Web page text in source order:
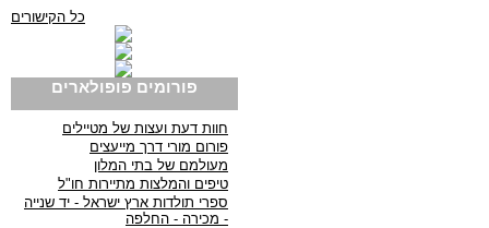
כל הקישורים
פורומים פופולארים
חוות דעת ועצות של מטיילים
פורום מורי דרך מייעצים
מעולמם של בתי המלון
טיפים והמלצות מתיירות חו"ל
ספרי תולדות ארץ ישראל - יד שנייה
- מכירה - החלפה